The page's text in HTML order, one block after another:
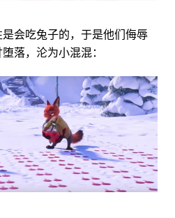
会吃兔子的，于是他们侮辱
落，沦为小混混：